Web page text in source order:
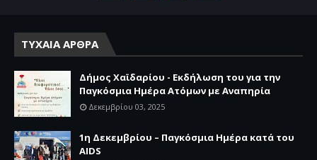
ΤΥΧΑΙΑ ΑΡΘΡΑ
Δήμος Χαϊδαρίου - Εκδήλωση του για την
Παγκόσμια Ημέρα Ατόμων με Αναπηρία
Δεκεμβρίου 03, 2025
1η Δεκεμβρίου – Παγκόσμια Ημέρα κατά του
AIDS